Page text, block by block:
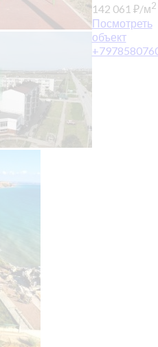
142 061 ₽/м2
Посмотреть
объект